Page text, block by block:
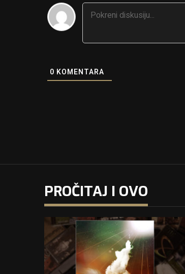
0 KOMENTARA
PROČITAJ I OVO